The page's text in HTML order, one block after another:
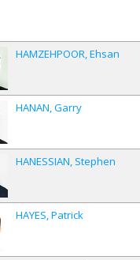
HAMZEHPOOR Ehsan
HANAN Garry
HANESSIAN Stephen
HAYES Patrick